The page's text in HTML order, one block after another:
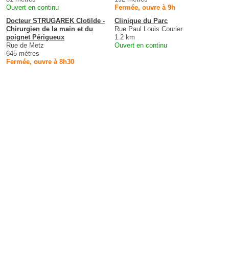
Ouvert en continu
Fermée, ouvre à 9h
Docteur STRUGAREK Clotilde -
Chirurgien de la main et du
poignet Périgueux
Rue de Metz
645 mètres
Fermée, ouvre à 8h30
Clinique du Parc
Rue Paul Louis Courier
1.2 km
Ouvert en continu